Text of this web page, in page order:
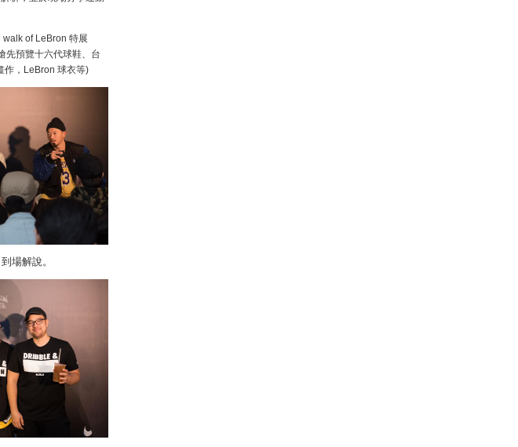
walk of LeBron 特展
先預覽十六代球鞋、台
作，LeBron 球衣等)
場解說。